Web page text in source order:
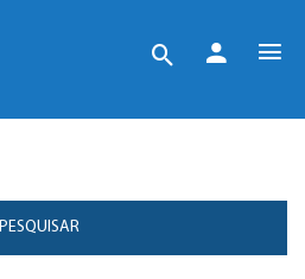
PESQUISAR